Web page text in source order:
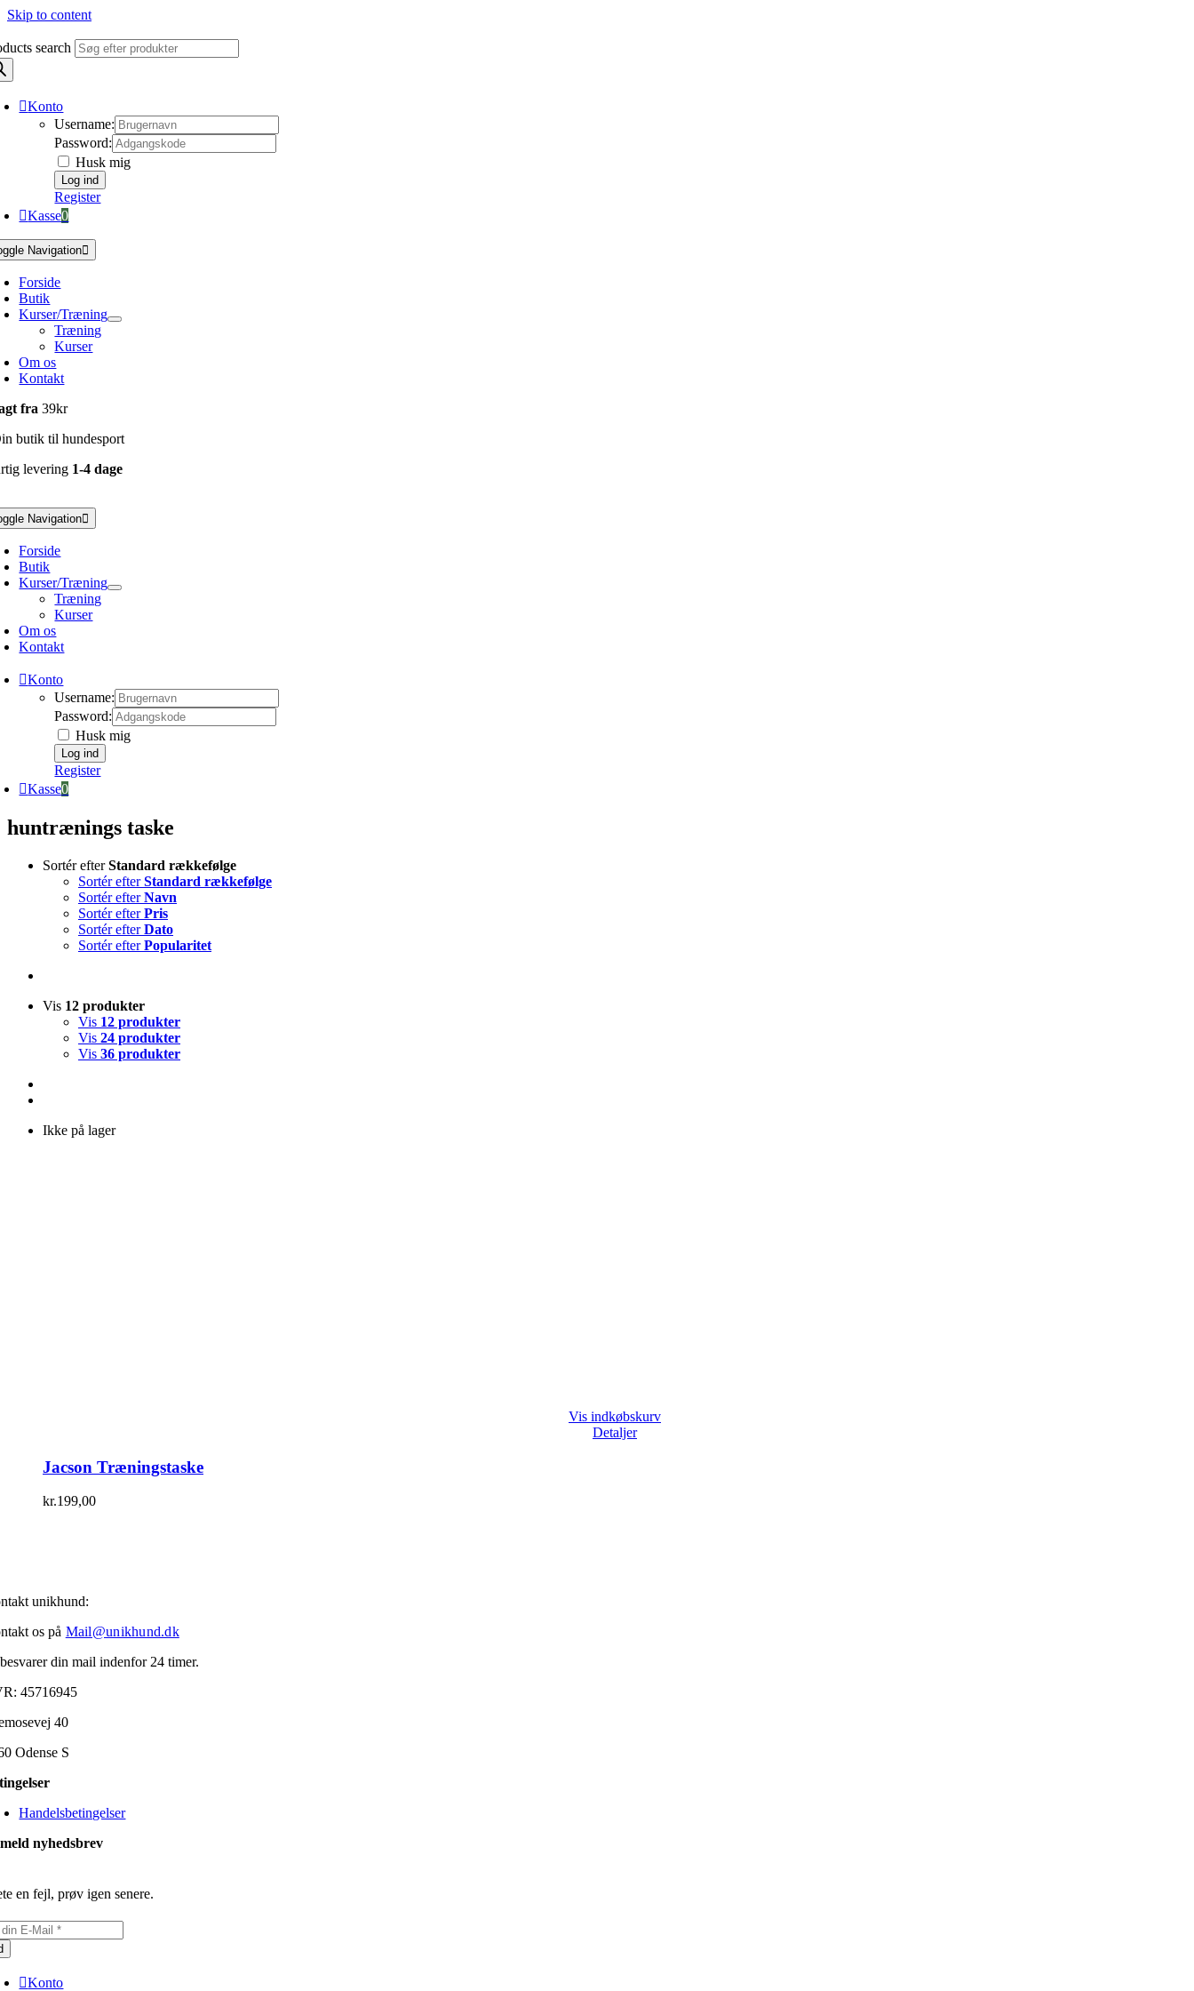
Skip to content
search
Konto
Username:
Password:
Husk mig
Register
Kasse0
Navigation
Forside
Butik
Kurser/Træning
Træning
Kurser
Om os
Kontakt
fra39kr
butik til hundesport
levering 1-4 dage
Navigation
Forside
Butik
Kurser/Træning
Træning
Kurser
Om os
Kontakt
Konto
Username:
Password:
Husk mig
Register
Kasse0
huntrænings taske
Sortér efterStandard rækkefølge
Sortér efterStandard rækkefølge
Sortér efterNavn
Sortér efterPris
Sortér efterDato
Sortér efterPopularitet
Vis 12 produkter
Vis 12 produkter
Vis 24 produkter
Vis 36 produkter
Ikke på lager
Vis indkøbskurv
Detaljer
Jacson Træningstaske
kr.199,00
unikhund:
os på Mail@unikhund.dk
din mail indenfor 24 timer.
45716945
40
Odense S
Handelsbetingelser
nyhedsbrev
en fejl, prøv igen senere.
Konto